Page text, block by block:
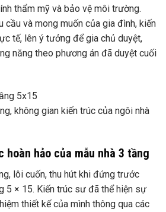
thẩm mỹ và bảo vệ môi trường.
cầu và mong muốn của gia đình, kiến
tế, lên ý tưởng để gia chủ duyệt,
năng theo phương án đã duyệt cuối
không gian kiến ​​trúc của ngôi nhà
hoàn hảo của mẫu nhà 3 tầng
lôi cuốn, thu hút khi đứng trước
5 × 15. Kiến trúc sư đã thể hiện sự
thiết kế của mình thông qua các